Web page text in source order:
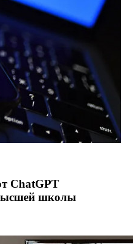
ChatGPT
школы